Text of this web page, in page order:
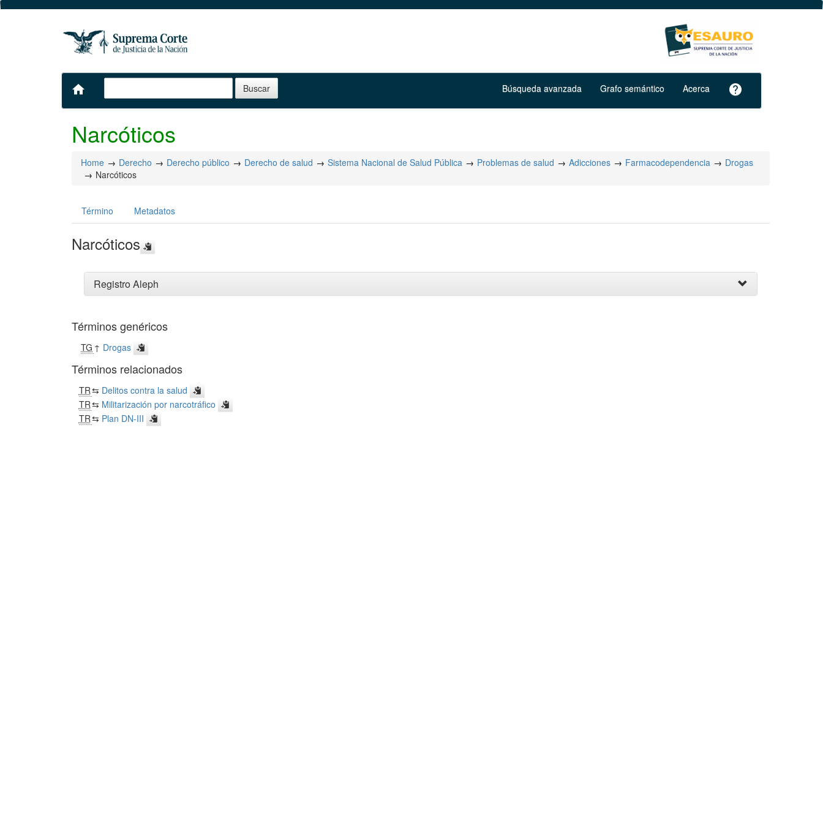
home Búsqueda avanzada Grafo semántico Acerca help
Narcóticos
Home Derecho Derecho público Derecho de salud Sistema Nacional de Salud Pública Problemas de salud Adicciones Farmacodependencia
Drogas
Narcóticos
Término Metadatos
Narcóticos
Registro Aleph
Términos genéricos
TG ↑ Drogas
Términos relacionados
TR⇆ Delitos contra la salud
TR⇆ Militarización por narcotráfico
TR⇆ Plan DN-III